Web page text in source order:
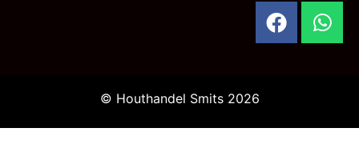
© Houthandel Smits 2026